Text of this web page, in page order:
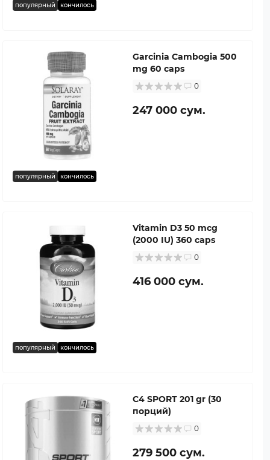
популярный кончилось
популярный кончилось
Garcinia Cambogia 500
mg 60 caps
0
247 000 сум.
популярный кончилось
Vitamin D3 50 mcg
(2000 IU) 360 caps
0
416 000 сум.
C4 SPORT 201 gr (30
порций)
0
279 500 сум.